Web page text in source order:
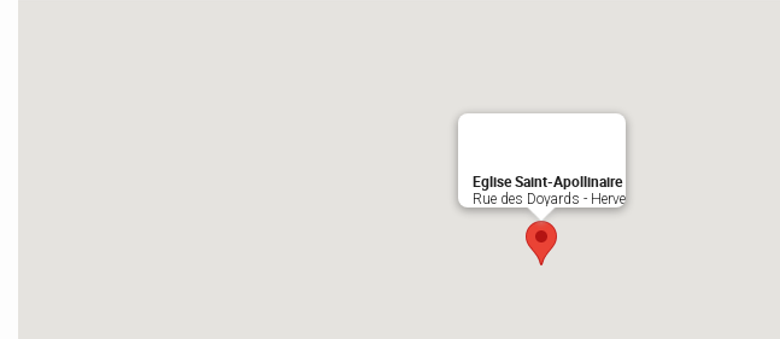
Eglise Saint-Apollinaire
Rue des Doyards - Herve